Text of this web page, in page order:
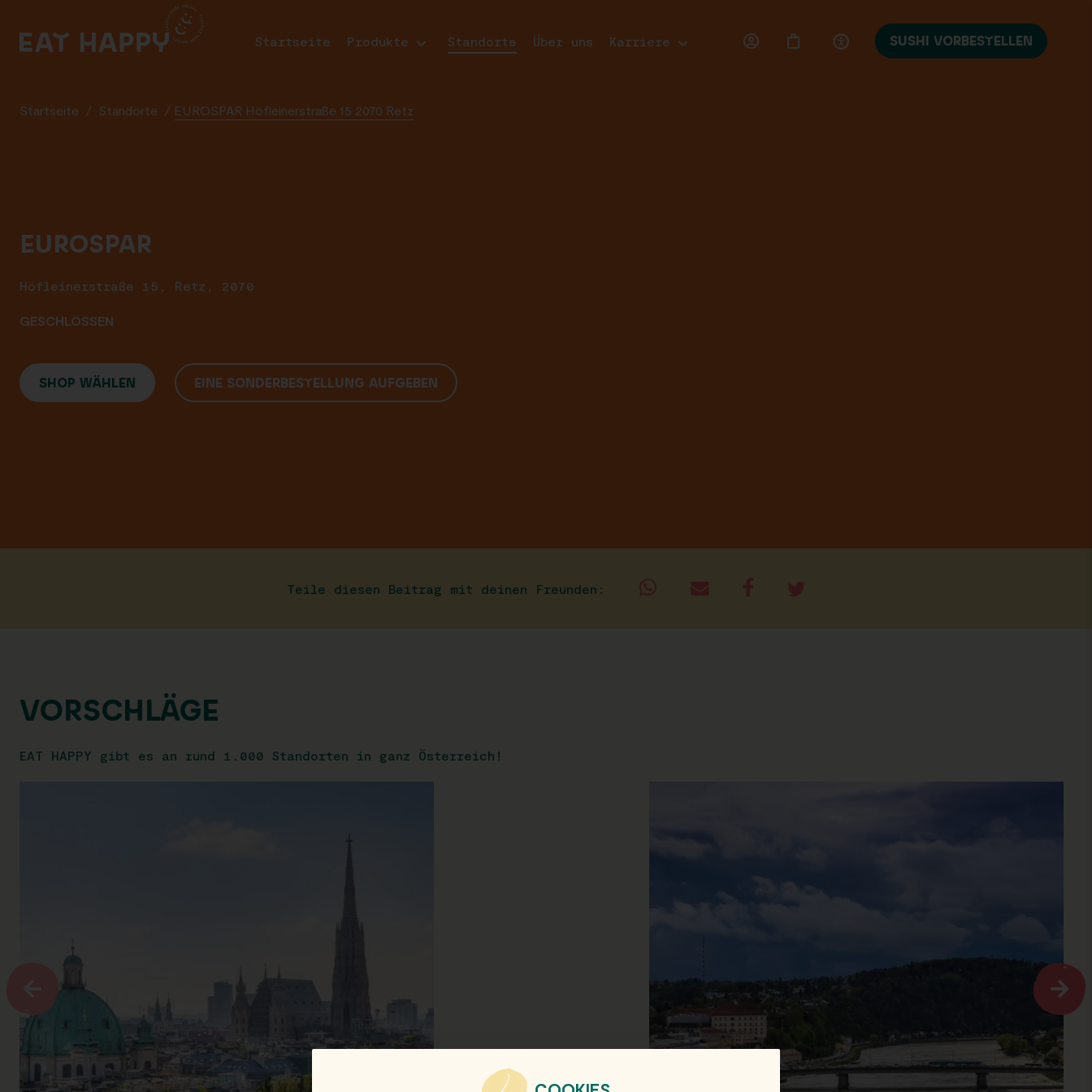
MAIN
Startseite Produkte Standorte Über uns Karriere SUSHI VORBESTELLEN
Startseite / Standorte / EUROSPAR Höfleinerstraße 15 2070 Retz
EUROSPAR
Höfleinerstraße 15, Retz, 2070
GESCHLOSSEN
SHOP WÄHLEN EINE SONDERBESTELLUNG AUFGEBEN
Teile diesen Beitrag mit deinen Freunden:
VORSCHLÄGE
EAT HAPPY gibt es an rund 1.000 Standorten in ganz Österreich!